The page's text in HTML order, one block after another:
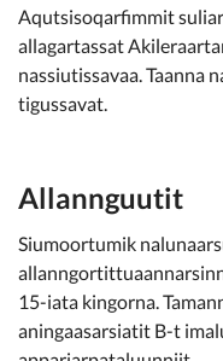
Aqutsisoqarfimmit
allagartassat
nassiutissavaa. Taanna
tigussavat.
Allannguutit
Siumoortumik
15-iata kingorna.
aningaasarsiatit B-t